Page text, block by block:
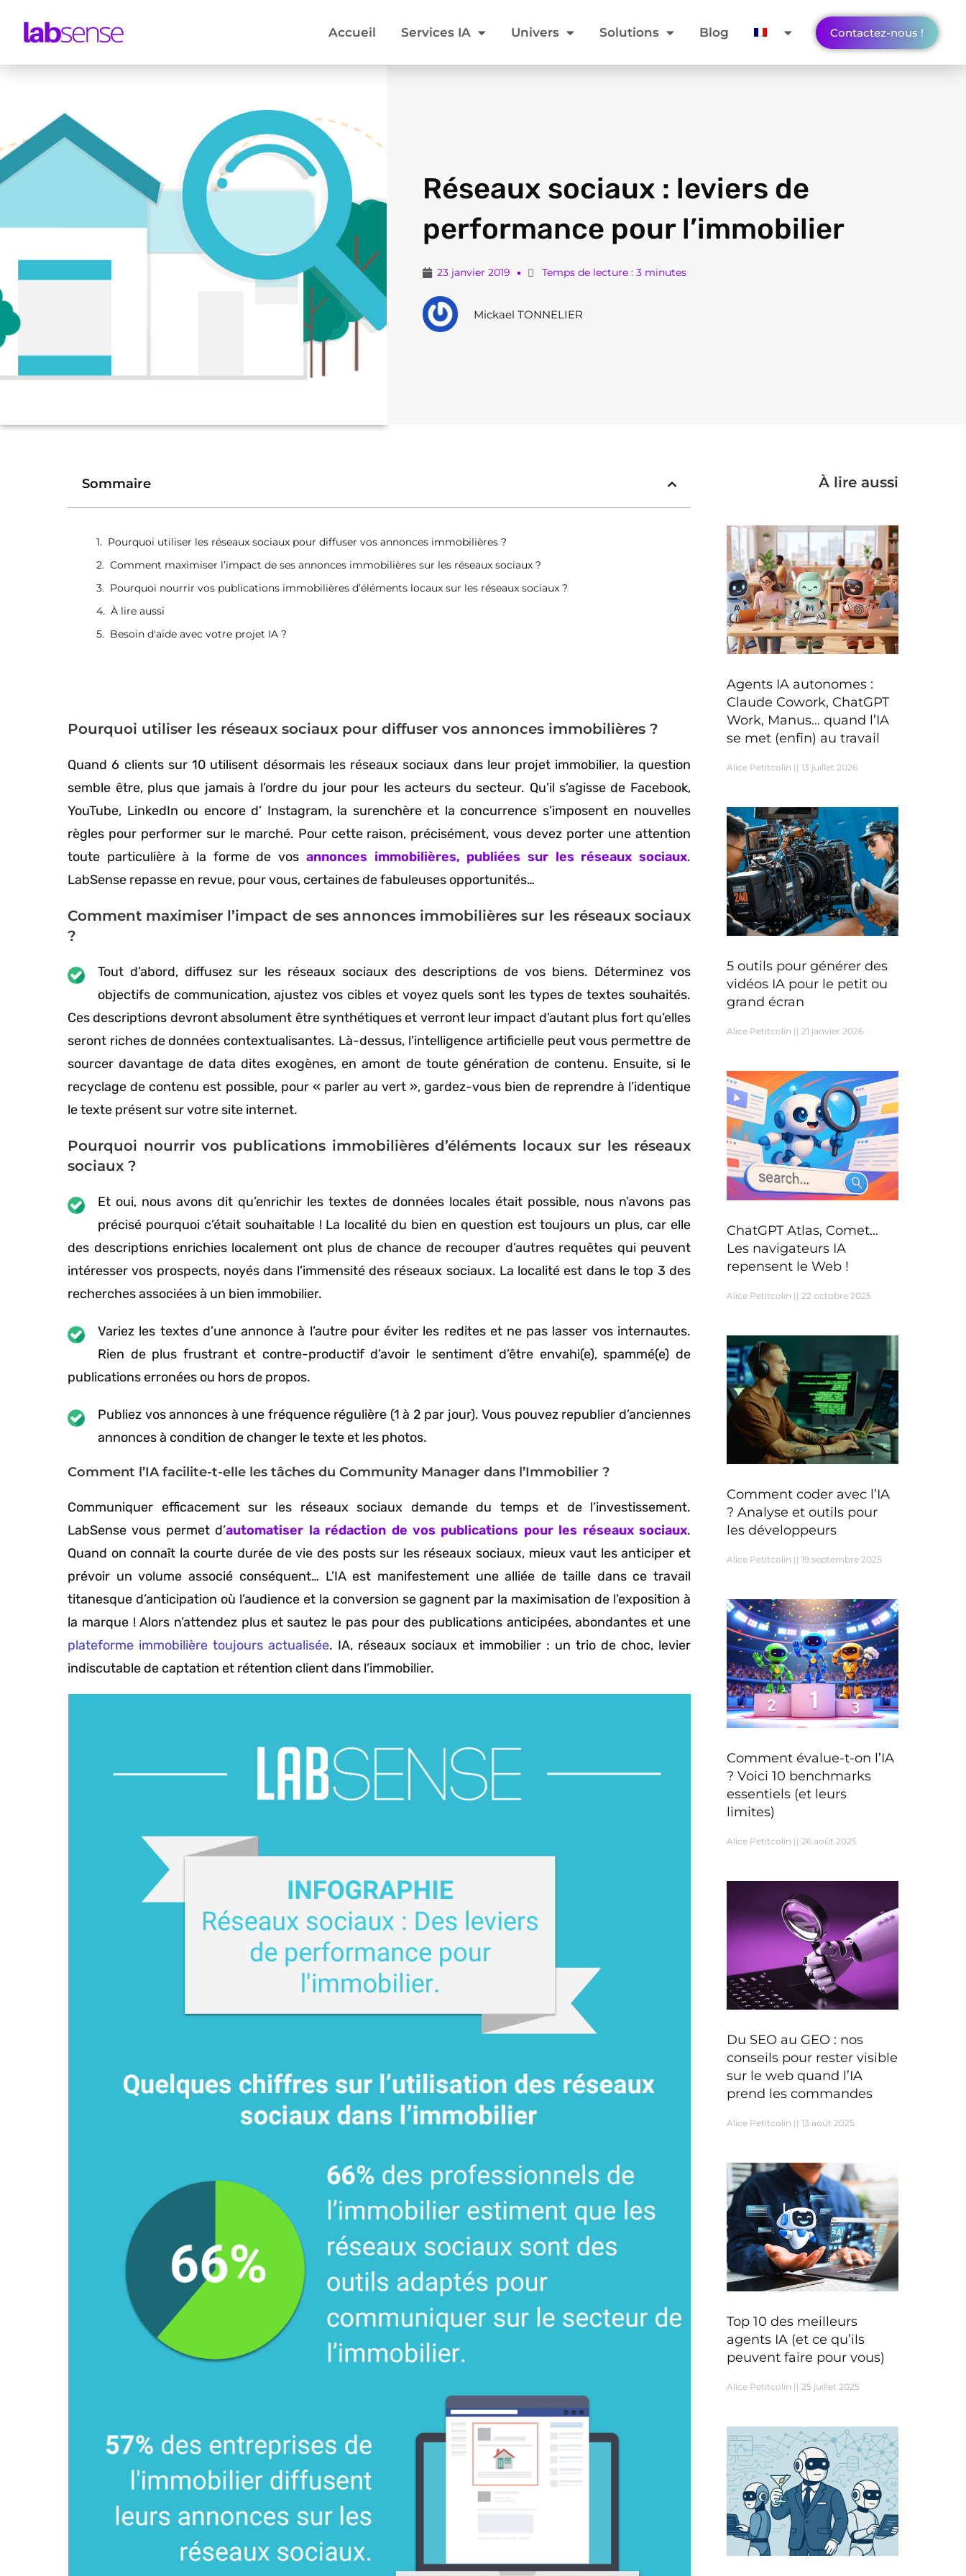
Accueil Services IA Univers Solutions Blog Contactez-nous !
Réseaux sociaux : leviers de
performance pour l’immobilier
23 janvier 2019 Temps de lecture : 3 minutes
Mickael TONNELIER
Sommaire
Pourquoi utiliser les réseaux sociaux pour diffuser vos annonces immobilières ?
Comment maximiser l’impact de ses annonces immobilières sur les réseaux sociaux ?
Pourquoi nourrir vos publications immobilières d’éléments locaux sur les réseaux sociaux ?
À lire aussi
Besoin d'aide avec votre projet IA ?
Pourquoi utiliser les réseaux sociaux pour diffuser vos annonces immobilières ?
Quand 6 clients sur 10 utilisent désormais les réseaux sociaux dans leur projet immobilier, la question
semble être, plus que jamais à l’ordre du jour pour les acteurs du secteur. Qu’il s’agisse de Facebook,
YouTube, LinkedIn ou encore d’ Instagram, la surenchère et la concurrence s’imposent en nouvelles
règles pour performer sur le marché. Pour cette raison, précisément, vous devez porter une attention
toute particulière à la forme de vos annonces immobilières, publiées sur les réseaux sociaux.
LabSense repasse en revue, pour vous, certaines de fabuleuses opportunités…
Comment maximiser l’impact de ses annonces immobilières sur les réseaux sociaux
?
Tout d’abord, diffusez sur les réseaux sociaux des descriptions de vos biens. Déterminez vos
objectifs de communication, ajustez vos cibles et voyez quels sont les types de textes souhaités.
Ces descriptions devront absolument être synthétiques et verront leur impact d’autant plus fort qu’elles
seront riches de données contextualisantes. Là-dessus, l’intelligence artificielle peut vous permettre de
sourcer davantage de data dites exogènes, en amont de toute génération de contenu. Ensuite, si le
recyclage de contenu est possible, pour « parler au vert », gardez-vous bien de reprendre à l’identique
le texte présent sur votre site internet.
Pourquoi nourrir vos publications immobilières d’éléments locaux sur les réseaux
sociaux ?
Et oui, nous avons dit qu’enrichir les textes de données locales était possible, nous n’avons pas
précisé pourquoi c’était souhaitable ! La localité du bien en question est toujours un plus, car elle
des descriptions enrichies localement ont plus de chance de recouper d’autres requêtes qui peuvent
intéresser vos prospects, noyés dans l’immensité des réseaux sociaux. La localité est dans le top 3 des
recherches associées à un bien immobilier.
Variez les textes d’une annonce à l’autre pour éviter les redites et ne pas lasser vos internautes.
Rien de plus frustrant et contre-productif d’avoir le sentiment d’être envahi(e), spammé(e) de
publications erronées ou hors de propos.
Publiez vos annonces à une fréquence régulière (1 à 2 par jour). Vous pouvez republier d’anciennes
annonces à condition de changer le texte et les photos.
Comment l’IA facilite-t-elle les tâches du Community Manager dans l’Immobilier ?
Communiquer efficacement sur les réseaux sociaux demande du temps et de l’investissement.
LabSense vous permet d’automatiser la rédaction de vos publications pour les réseaux sociaux.
Quand on connaît la courte durée de vie des posts sur les réseaux sociaux, mieux vaut les anticiper et
prévoir un volume associé conséquent… L’IA est manifestement une alliée de taille dans ce travail
titanesque d’anticipation où l’audience et la conversion se gagnent par la maximisation de l’exposition à
la marque ! Alors n’attendez plus et sautez le pas pour des publications anticipées, abondantes et une
plateforme immobilière toujours actualisée. IA, réseaux sociaux et immobilier : un trio de choc, levier
indiscutable de captation et rétention client dans l’immobilier.
À lire aussi
Agents IA autonomes :
Claude Cowork, ChatGPT
Work, Manus… quand l’IA
se met (enfin) au travail
Alice Petitcolin 13 juillet 2026
5 outils pour générer des
vidéos IA pour le petit ou
grand écran
Alice Petitcolin 21 janvier 2026
ChatGPT Atlas, Comet…
Les navigateurs IA
repensent le Web !
Alice Petitcolin 22 octobre 2025
Comment coder avec l’IA
? Analyse et outils pour
les développeurs
Alice Petitcolin 19 septembre 2025
Comment évalue-t-on l’IA
? Voici 10 benchmarks
essentiels (et leurs
limites)
Alice Petitcolin 26 août 2025
Du SEO au GEO : nos
conseils pour rester visible
sur le web quand l’IA
prend les commandes
Alice Petitcolin 13 août 2025
Top 10 des meilleurs
agents IA (et ce qu’ils
peuvent faire pour vous)
Alice Petitcolin 25 juillet 2025